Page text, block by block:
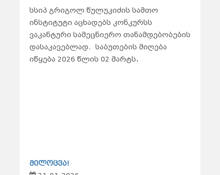
სსიპ გრიგოლ წულუკიძის სამთო
ინსტიტუტი აცხადებს კონკურსს
ვაკანტური სამეცნიერო თანამდებობების
დასაკავებლად.
საბუთების მიღება
იწყება 2026 წლის 02 მარტს.
მილოცვა!